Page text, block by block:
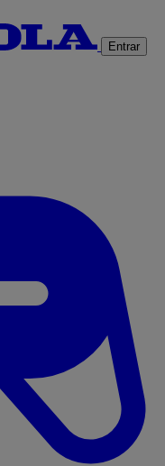
Entrar